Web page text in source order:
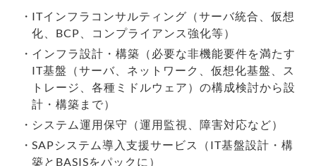
ITインフラコンサルティング（サーバ統合、仮想
化、BCP、コンプライアンス強化等）
インフラ設計・構築（必要な非機能要件を満たす
IT基盤（サーバ、ネットワーク、仮想化基盤、ス
トレージ、各種ミドルウェア）の構成検討から設
計・構築まで）
システム運用保守（運用監視、障害対応など）
SAPシステム導入支援サービス（IT基盤設計・構
築とBASISをパックに）